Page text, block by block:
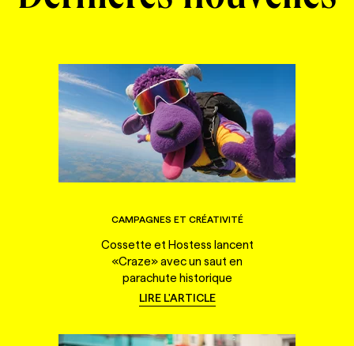
CAMPAGNES ET CRÉATIVITÉ
Cossette et Hostess lancent
«Craze» avec un saut en
parachute historique
LIRE L'ARTICLE